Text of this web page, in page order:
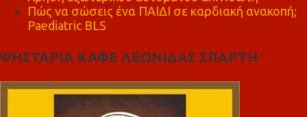
Πώς να σώσεις ένα ΠΑΙΔΙ σε καρδιακή ανακοπή;
Paediatric BLS
ΨΗΣΤΑΡΙΑ ΚΑΦΕ ΛΕΩΝΙΔΑΣ ΣΠΑΡΤΗ